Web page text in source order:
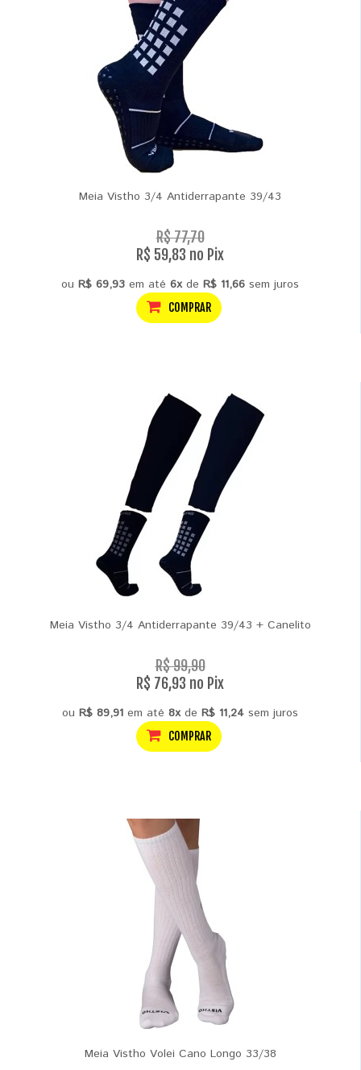
Meia Vistho 3/4 Antiderrapante 39/43
R$ 77,70
R$ 59,83 no Pix
ou R$ 69,93 em até 6xde R$ 11,66 sem juros
COMPRAR
Meia Vistho 3/4 Antiderrapante 39/43 + Canelito
R$ 99,90
R$ 76,93 no Pix
ou R$ 89,91 em até 8xde R$ 11,24 sem juros
COMPRAR
Meia Vistho Volei Cano Longo 33/38